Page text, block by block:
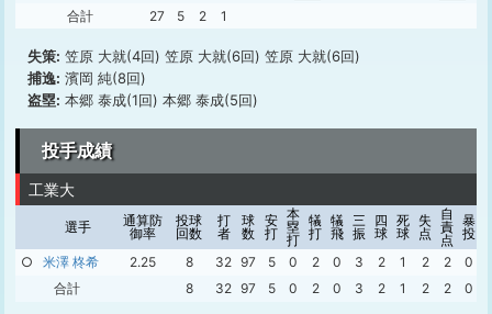
合計
27 5 2 1
失策: 笠原 大就(4回) 笠原 大就(6回) 笠原 大就(6回)
捕逸: 濱岡 純(8回)
盗塁: 本郷 泰成(1回) 本郷 泰成(5回)
投手成績
工業大
選手
通算防
御率
投球
回数
打
者
球
数
安
打
本
塁
打
犠
打
犠
飛
三
振
四
球
死
球
失
点
自
責
点
暴
投
○
米澤 柊希 2.25 8 32 97 5 0 2 0 3 2 1 2 2 0
合計
8 32 97 5 0 2 0 3 2 1 2 2 0